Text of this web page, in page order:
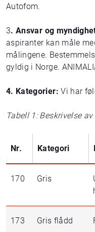
Autofom.
3. Ansvar og
aspiranter kan måle
målingene.
gyldig i Norge.
4. Kategorier:Vi har
Tabell 1: Beskrivelse
Nr. Kategori
170 Gris
173 Gris flådd